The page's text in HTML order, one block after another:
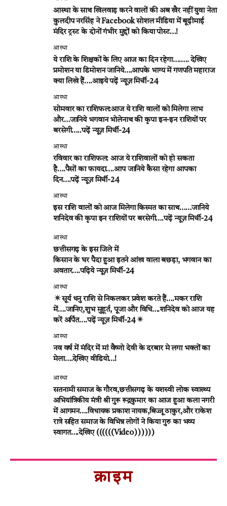
आस्था के साथ खिलवाड़ करने वालों की अब खैर नहीं युवा नेता
कुलदीप नरसिंह ने Facebook सोशल मीडिया में बूढ़ीमाई
मंदिर ट्रस्ट के दोनों गंभीर मुद्दों को किया पोस्ट…!
आस्था
ये राशि के शिक्षकों के लिए आज का दिन रहेगा….…. देखिए
प्रमोशन या डिमोशन जानिये….आपके भाग्य में गणपति महाराज
क्या लिखे हैं….आइये पढ़ें न्यूज़ मिर्ची-24
आस्था
सोमवार का राशिफल:आज ये राशि वालों को मिलेगा लाभ
और…जानिये भगवान भोलेनाथ की कृपा इन-इन राशियों पर
बरसेगी…..पढ़ें न्यूज़ मिर्ची-24
आस्था
रविवार का राशिफल: आज ये राशिवालों को हो सकता
है….पैसों का फायदा….आप जानिये कैसा रहेगा आपका
दिन….पढ़ें न्यूज़ मिर्ची-24
आस्था
इस राशि वालों को आज मिलेगा किस्मत का साथ……जानिये
शनिदेव की कृपा इन राशियों पर बरसेगी….पढ़ें न्यूज़ मिर्ची-24
आस्था
छत्तीसगढ़ के इस जिले में
किसान के घर पैदा हुआ इतने आंख वाला बछड़ा, भगवान का
अवतार….पढ़िये न्यूज़ मिर्ची-24
आस्था
सूर्य धनु राशि से निकलकर प्रवेश करते हैं….मकर राशि
में….जानिए,शुभ मुहूर्त, पूजा और विधि….शनिदेव को आज यह
करें अर्पित….पढ़ें न्यूज़ मिर्ची-24
आस्था
नव वर्ष में मंदिर में मां वैष्णो देवी के दरबार मे लगा भक्तों का
मेला….देखिए वीडियो…!
आस्था
सतनामी समाज के गौरव,छत्तीसगढ़ के यशस्वी लोक स्वास्थ्य
अभियांत्रिकीय मंत्री श्री गुरू रूद्रकुमार का आज हुआ कला नगरी
में आगमन….विधायक प्रकाश नायक,बिज्जू ठाकुर,और राकेश
रात्रे सहित समाज के विभिन्न लोगों ने किया गुरु का भव्य
स्वागत….देखिए ((((((Video))))))
क्राइम